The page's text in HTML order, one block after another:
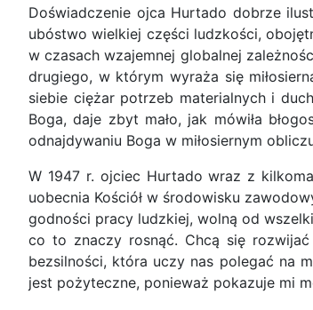
Doświadczenie ojca Hurtado dobrze
ubóstwo wielkiej części ludzkości,
w czasach wzajemnej globalnej
drugiego, w którym wyraża się
siebie ciężar potrzeb materialnych i
Boga, daje zbyt mało, jak mówiła
odnajdywaniu Boga w miłosiernym
W 1947 r. ojciec Hurtado wraz z
uobecnia Kościół w środowisku
godności pracy ludzkiej, wolną od
co to znaczy rosnąć. Chcą się
bezsilności, która uczy nas polegać na
jest pożyteczne, ponieważ pokazuje mi